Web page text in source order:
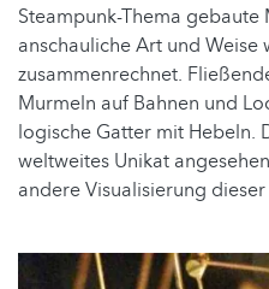
Steampunk-Thema gebaute
anschauliche Art und
zusammenrechnet.
Murmeln auf Bahnen und
logische Gatter mit Hebeln.
weltweites Unikat
andere Visualisierung